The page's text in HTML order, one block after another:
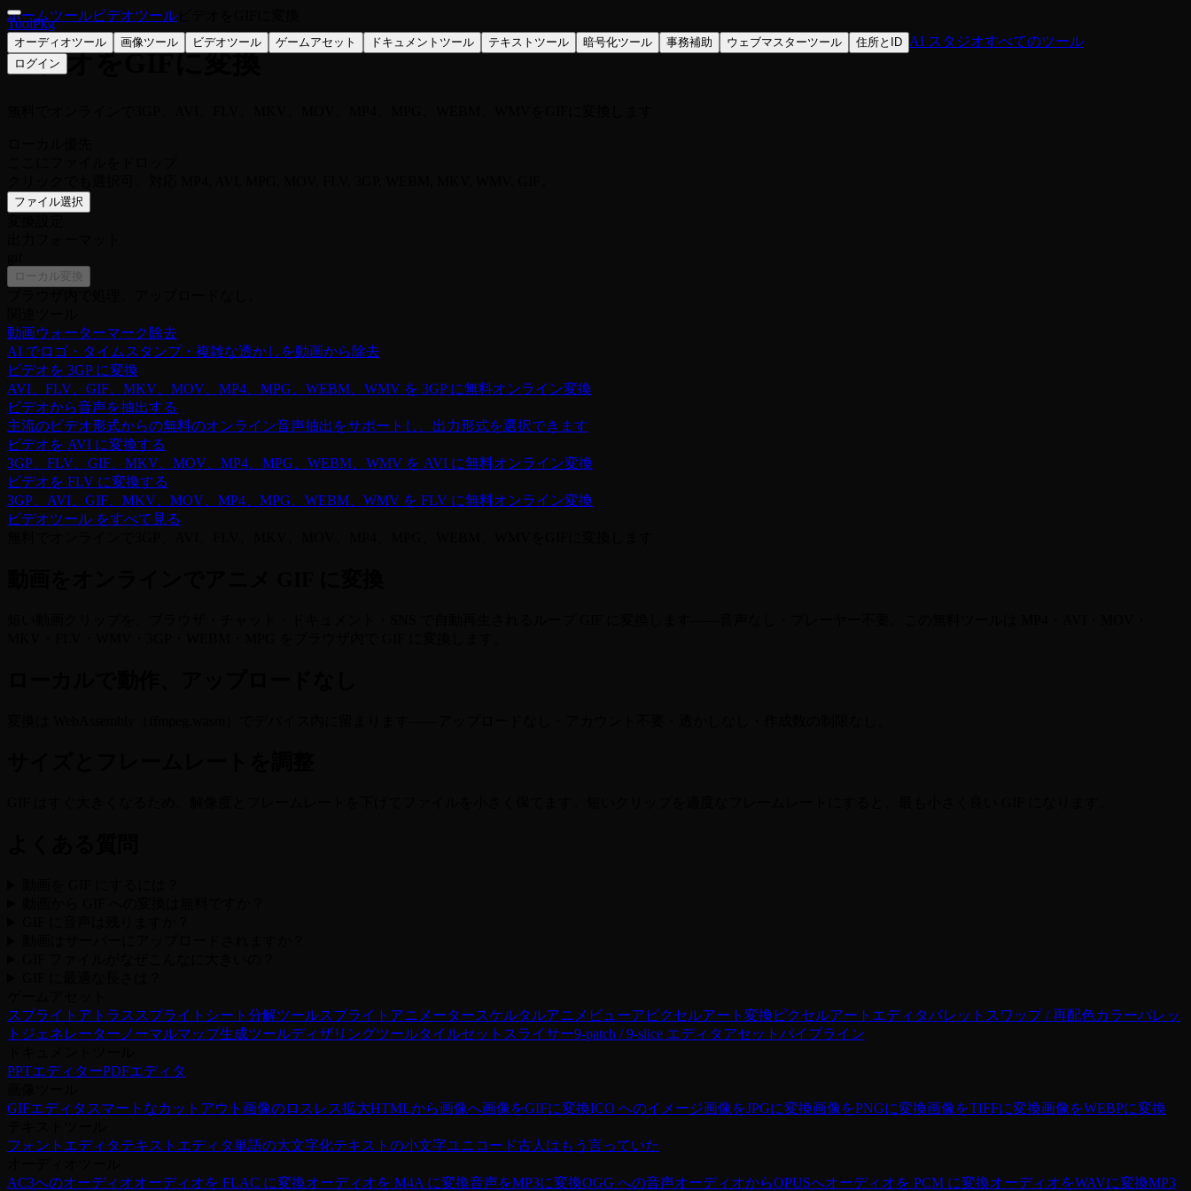
ToolPkg
オーディオツール 画像ツール ビデオツール ゲームアセット ドキュメントツール テキストツール 暗号化ツール 事務補助 ウェブマスターツール 住所とID AI スタジオすべてのツール
ログイン
ホームツールビデオツール
ビデオをGIFに変換
ファイル選択
ローカル変換
動画ウォーターマーク除去
AI でロゴ・タイムスタンプ・複雑な透かしを動画から除去
ビデオを 3GP に変換
AVI、FLV、GIF、MKV、MOV、MP4、MPG、WEBM、WMV を 3GP に無料オンライン変換
ビデオから音声を抽出する
主流のビデオ形式からの無料のオンライン音声抽出をサポートし、出力形式を選択できます
ビデオを AVI に変換する
3GP、FLV、GIF、MKV、MOV、MP4、MPG、WEBM、WMV を AVI に無料オンライン変換
ビデオを FLV に変換する
3GP、AVI、GIF、MKV、MOV、MP4、MPG、WEBM、WMV を FLV に無料オンライン変換
ビデオツール をすべて見る
スプライトアトラス スプライトシート分解ツールスプライトアニメータースケルタルアニメビューア ピクセルアート変換 ピクセルアートエディタパレットスワップ / 再配色カラーパレッ
トジェネレーター ノーマルマップ生成ツールディザリングツールタイルセットスライサー9-patch / 9-slice エディタアセットパイプライン
PPTエディターPDFエディタ
GIFエディタ スマートなカットアウト 画像のロスレス拡大HTMLから画像へ画像をGIFに変換ICO へのイメージ画像をJPGに変換画像をPNGに変換画像をTIFFに変換画像をWEBPに変換
フォントエディタテキストエディタ単語の大文字化テキストの小文字ユニコード古人はもう言っていた
AC3へのオーディオオーディオを FLAC に変換オーディオを M4A に変換音声をMP3に変換OGG への音声オーディオからOPUSへオーディオを PCM に変換オーディオをWAVに変換MP3